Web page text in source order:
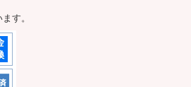
す。